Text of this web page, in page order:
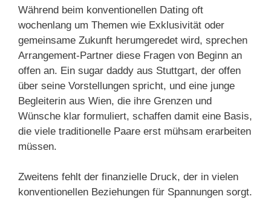
Während beim konventionellen Dating oft
wochenlang um Themen wie Exklusivität oder
gemeinsame Zukunft herumgeredet wird, sprechen
Arrangement-Partner diese Fragen von Beginn an
offen an. Ein sugar daddy aus Stuttgart, der offen
über seine Vorstellungen spricht, und eine junge
Begleiterin aus Wien, die ihre Grenzen und
Wünsche klar formuliert, schaffen damit eine Basis,
die viele traditionelle Paare erst mühsam erarbeiten
müssen.
Zweitens fehlt der finanzielle Druck, der in vielen
konventionellen Beziehungen für Spannungen sorgt.